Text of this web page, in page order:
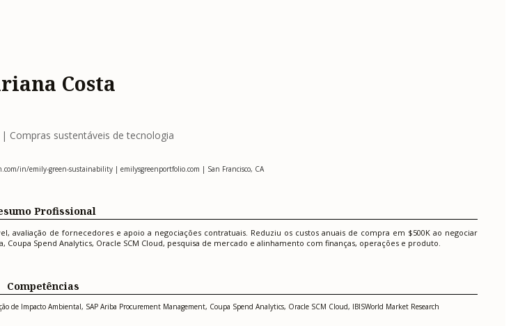
Costa
Compras sustentáveis de tecnologia
in/emily-green-sustainability | emilysgreenportfolio.com | San Francisco, CA
Profissional
de fornecedores e apoio a negociações contratuais. Reduziu os custos anuais de compra em $500K ao negociar
Spend Analytics, Oracle SCM Cloud, pesquisa de mercado e alinhamento com finanças, operações e produto.
Competências
de Impacto Ambiental, SAP Ariba Procurement Management, Coupa Spend Analytics, Oracle SCM Cloud, IBISWorld Market Research